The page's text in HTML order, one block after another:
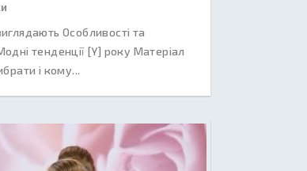
Особливості та
тенденції [Y] року Матеріал
і кому...